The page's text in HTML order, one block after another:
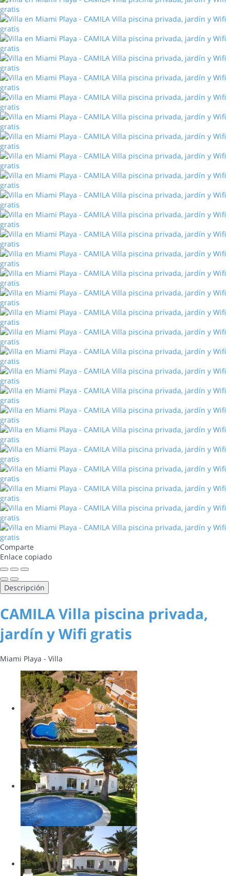
Comparte
Enlace copiado
Descripción
CAMILA Villa piscina privada,
jardín y Wifi gratis
Miami Playa - Villa